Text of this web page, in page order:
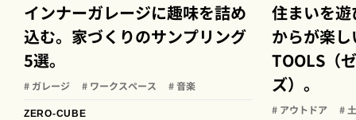
インナーガレージに趣味を詰め
込む。家づくりのサンプリング
5選。
# ガレージ # ワークスペース # 音楽
ZERO-CUBE
住まいを
からが楽
TOOLS（
ズ）。
# アウトドア #